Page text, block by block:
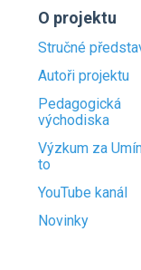
O projektu
Stručné
Autoři projektu
Pedagogická
východiska
Výzkum za
to
YouTube kanál
Novinky